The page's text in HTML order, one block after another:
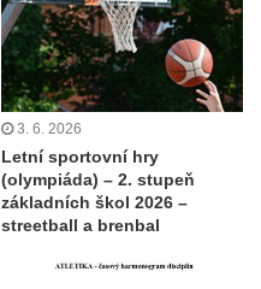
3. 6. 2026
Letní sportovní hry
(olympiáda) – 2. stupeň
základních škol 2026 –
streetball a brenbal